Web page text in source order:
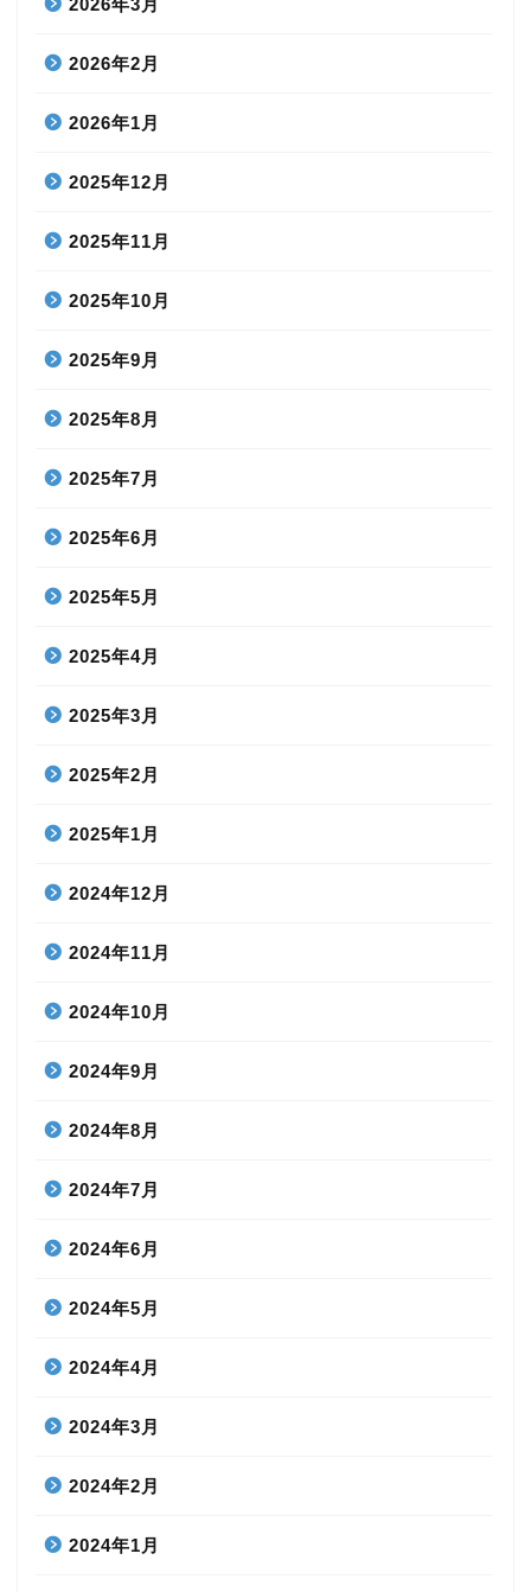
2026年2月
2026年1月
2025年12月
2025年11月
2025年10月
2025年9月
2025年8月
2025年7月
2025年6月
2025年5月
2025年4月
2025年3月
2025年2月
2025年1月
2024年12月
2024年11月
2024年10月
2024年9月
2024年8月
2024年7月
2024年6月
2024年5月
2024年4月
2024年3月
2024年2月
2024年1月